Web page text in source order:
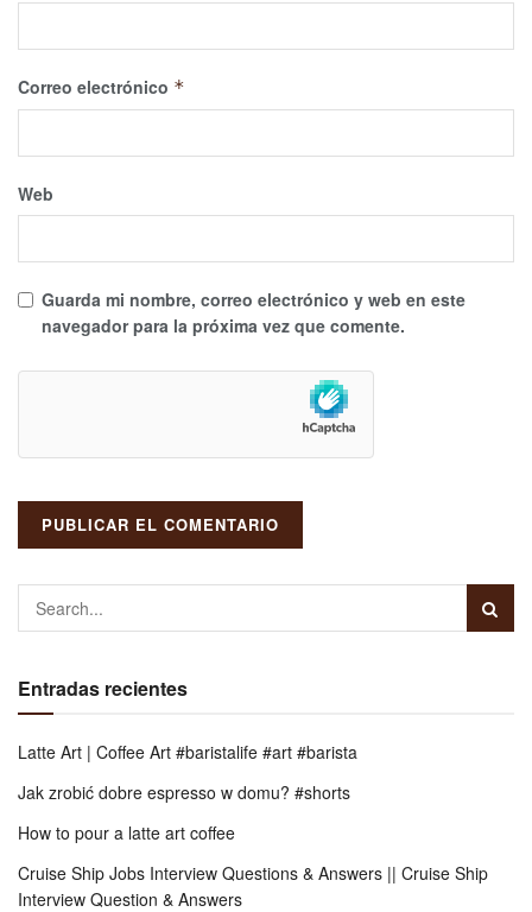
Correo electrónico *
Web
Guarda mi nombre, correo electrónico y web en este
navegador para la próxima vez que comente.
Entradas recientes
Latte Art | Coffee Art #baristalife #art #barista
Jak zrobić dobre espresso w domu? #shorts
How to pour a latte art coffee
Cruise Ship Jobs Interview Questions & Answers || Cruise Ship
Interview Question & Answers